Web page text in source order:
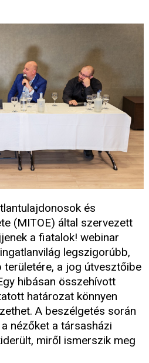
és
(MITOE) által szervezett
a fiatalok! webinar
legszigorúbb,
területére, a jog útvesztőibe
hibásan összehívott
határozat könnyen
A beszélgetés során
nézőket a társasházi
miről ismerszik meg